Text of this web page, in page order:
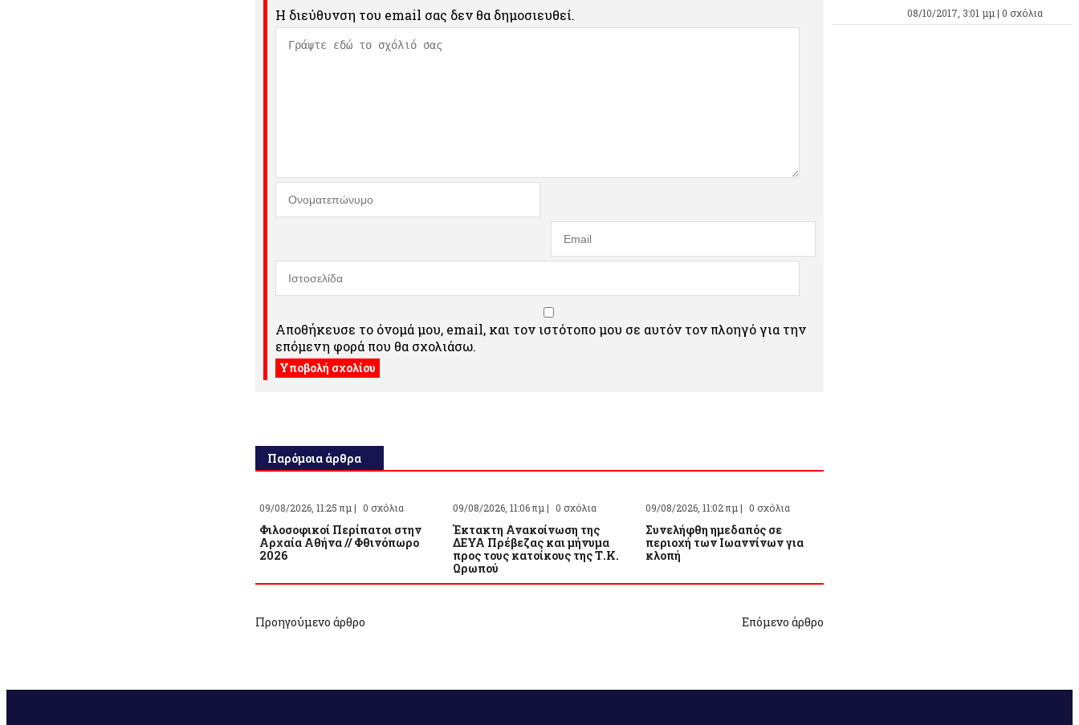
Η διεύθυνση του email σας δεν θα δημοσιευθεί.
Αποθήκευσε το όνομά μου, email, και τον ιστότοπο μου σε αυτόν τον πλοηγό για την
επόμενη φορά που θα σχολιάσω.
Παρόμοια άρθρα
09/08/2026, 11:25 πμ | 0 σχόλια
Φιλοσοφικοί Περίπατοι στην
Αρχαία Αθήνα // Φθινόπωρο
2026
09/08/2026, 11:06 πμ | 0 σχόλια
Έκτακτη Ανακοίνωση της
ΔΕΥΑ Πρέβεζας και μήνυμα
προς τους κατοίκους της Τ.Κ.
Ωρωπού
09/08/2026, 11:02 πμ | 0 σχόλια
Συνελήφθη ημεδαπός σε
περιοχή των Ιωαννίνων για
κλοπή
Προηγούμενο άρθρο Επόμενο άρθρο
08/10/2017, 3:01 μμ | 0 σχόλια